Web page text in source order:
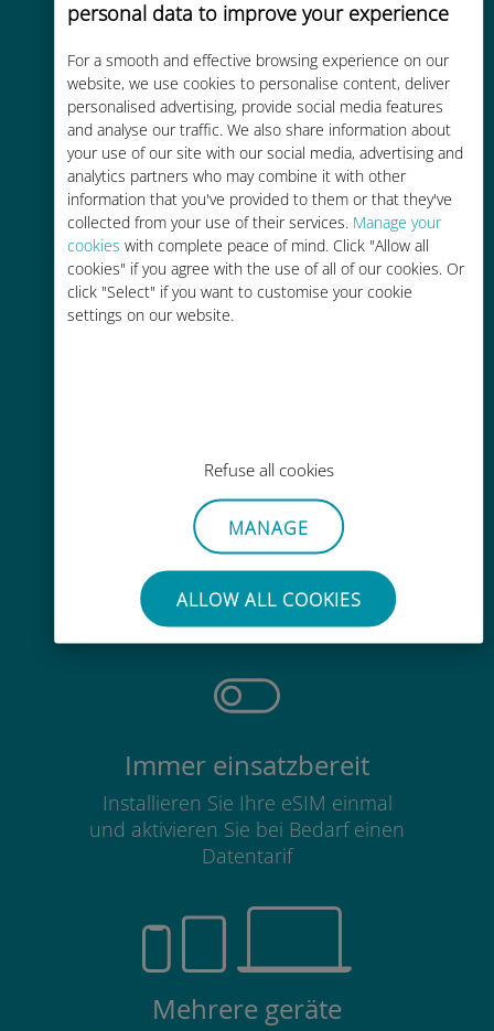
personal data to improve your experience
For a smooth and effective browsing experience on our
website, we use cookies to personalise content, deliver
personalised advertising, provide social media features
and analyse our traffic. We also share information about
your use of our site with our social media, advertising and
analytics partners who may combine it with other
information that you've provided to them or that they've
collected from your use of their services. Manage your
cookies with complete peace of mind. Click "Allow all
cookies" if you agree with the use of all of our cookies. Or
click "Select" if you want to customise your cookie
settings on our website.
Refuse all cookies
MANAGE
ALLOW ALL COOKIES
Kostengünstig
Bis zu 90 % günstiger als Roaming-
Gebühren bei Ihrem bisherigen
Anbieter
Einfaches Aufladen
Mühelos
Sie müssen Ihre bestehende SIM-
Karte nicht entfernen
Immer einsatzbereit
Installieren Sie Ihre eSIM einmal
und aktivieren Sie bei Bedarf einen
Datentarif
Mehrere geräte